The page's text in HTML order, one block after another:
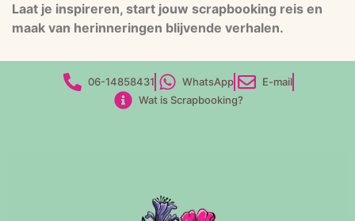
Laat je inspireren, start jouw scrapbooking reis en
maak van herinneringen blijvende verhalen.
06-14858431 WhatsApp
E-mail
Wat is Scrapbooking?